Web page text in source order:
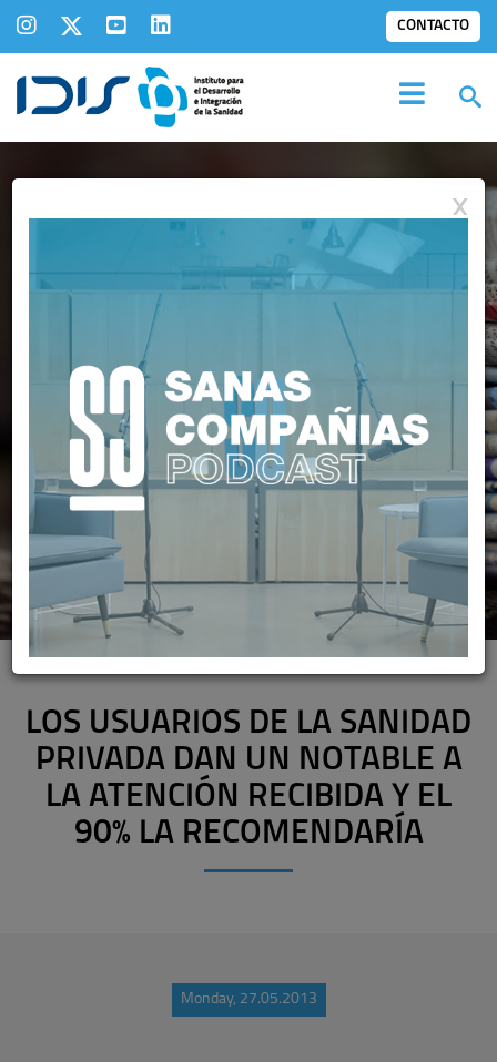
CONTACTO
IDIS EN LOSMEDIOS
LOS USUARIOS DE LA SANIDAD
PRIVADA DAN UN NOTABLE A
LA ATENCIÓN RECIBIDA Y EL
90% LA RECOMENDARÍA
Monday, 27.05.2013
X